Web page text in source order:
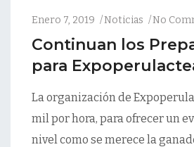
Enero 7, 2019 Noticias No
Continuan los
para
La organización de
mil por hora, para ofrecer un
nivel como se merece la